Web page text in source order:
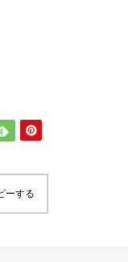
ーする